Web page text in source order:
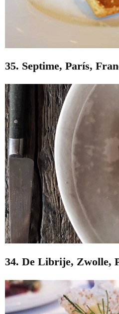
35. Septime, París,
34. De Librije, Zwolle,